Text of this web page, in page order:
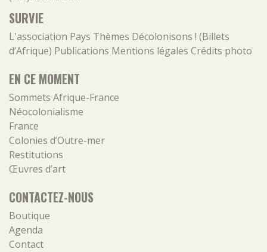
SURVIE
L'association Pays Thèmes Décolonisons ! (Billets
d’Afrique) Publications Mentions légales Crédits photo
EN CE MOMENT
Sommets Afrique-France
Néocolonialisme
France
Colonies d’Outre-mer
Restitutions
Œuvres d’art
CONTACTEZ-NOUS
Boutique
Agenda
Contact